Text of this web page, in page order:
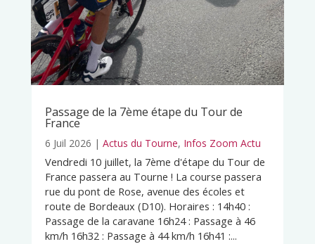
Passage de la 7ème étape du Tour de
France
6 Juil 2026 | Actus du Tourne, Infos Zoom Actu
Vendredi 10 juillet, la 7ème d'étape du Tour de
France passera au Tourne ! La course passera
rue du pont de Rose, avenue des écoles et
route de Bordeaux (D10). Horaires : 14h40 :
Passage de la caravane 16h24 : Passage à 46
km/h 16h32 : Passage à 44 km/h 16h41 :...